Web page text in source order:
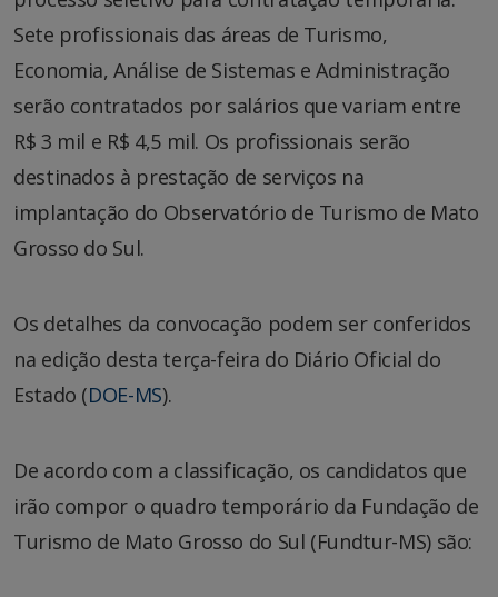
Sete profissionais das áreas de Turismo,
Economia, Análise de Sistemas e Administração
serão contratados por salários que variam entre
R$ 3 mil e R$ 4,5 mil. Os profissionais serão
destinados à prestação de serviços na
implantação do Observatório de Turismo de Mato
Grosso do Sul.
Os detalhes da convocação podem ser conferidos
na edição desta terça-feira do Diário Oficial do
Estado (DOE-MS).
De acordo com a classificação, os candidatos que
irão compor o quadro temporário da Fundação de
Turismo de Mato Grosso do Sul (Fundtur-MS) são: